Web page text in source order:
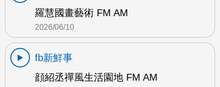
羅慧國畫藝術 FM AM
2026/06/10
fb新鮮事
顔紹丞禪風生活園地 FM AM